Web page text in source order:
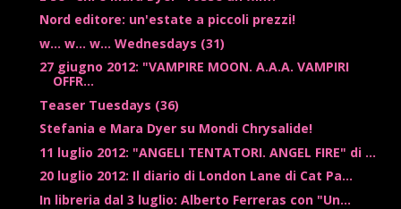
Nord editore: un'estate a piccoli prezzi!
w... w... w... Wednesdays (31)
27 giugno 2012: "VAMPIRE MOON. A.A.A. VAMPIRI
OFFR...
Teaser Tuesdays (36)
Stefania e Mara Dyer su Mondi Chrysalide!
11 luglio 2012: "ANGELI TENTATORI. ANGEL FIRE" di ...
20 luglio 2012: Il diario di London Lane di Cat Pa...
In libreria dal 3 luglio: Alberto Ferreras con "Un...